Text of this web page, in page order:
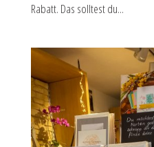
Rabatt. Das solltest du...